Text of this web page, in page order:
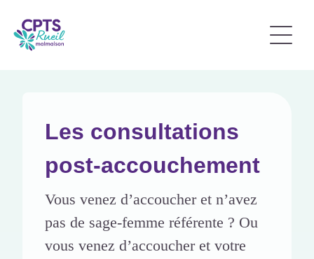
Les consultations
post-accouchement
Vous venez d’accoucher et n’avez
pas de sage-femme référente ? Ou
vous venez d’accoucher et votre